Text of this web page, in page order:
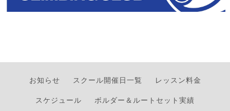
お知らせ スクール開催日一覧
レッスン料金
スケジュール
ボルダー＆ルートセット実績